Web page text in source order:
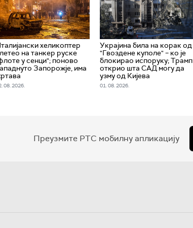
хеликоптер
на танкер руске
у сенци"; поново
Запорожје, има
08. 2026.
Украјина била на корак од
"Гвоздене куполе" – ко је
блокирао испоруку; Трамп
открио шта САД могу да
узму од Кијева
01. 08. 2026.
Преузмите РТС мобилну апликацију